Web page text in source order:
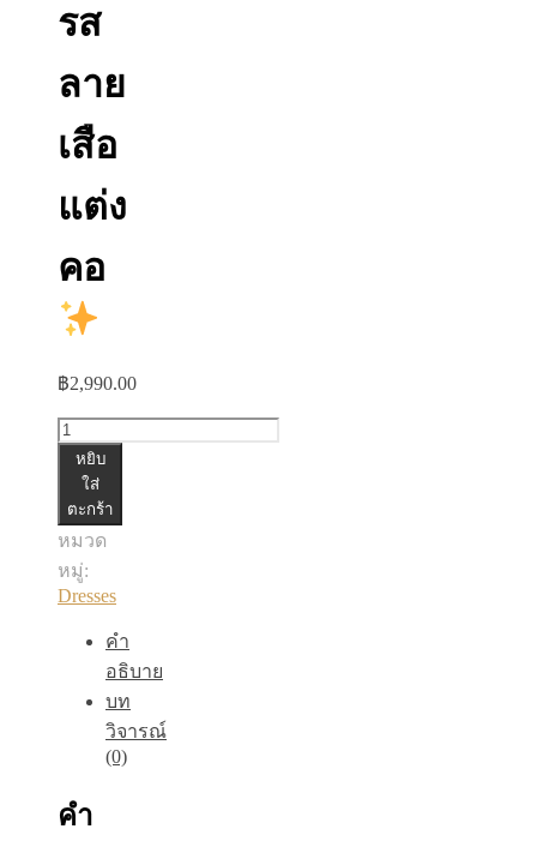
รส
ลาย
เสือ
แต่ง
คอ
฿2,990.00
จำนวน
รส
ลาย
เสือ
แต่ง
หยิบ
ใส่
ตะกร้า
หมวด
หมู่:
Dresses
คำ
อธิบาย
บท
วิจารณ์
(0)
คำ